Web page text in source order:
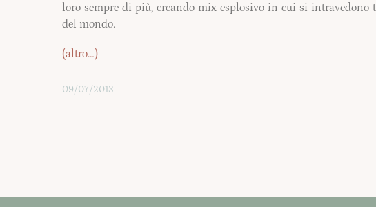
loro sempre di più, creando mix esplosivo in cui si
del mondo.
(altro…)
09/07/2013